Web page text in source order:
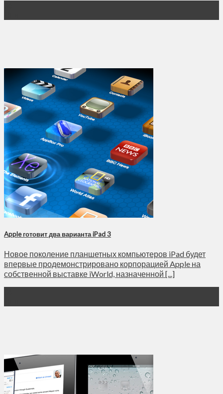
Apple готовит два варианта iPad 3
Новое поколение планшетных компьютеров iPad будет
впервые продемонстрировано корпорацией Apple на
собственной выставке iWorld, назначенной [...]